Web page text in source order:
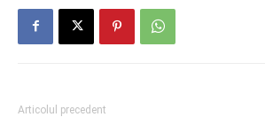
Articolul precedent